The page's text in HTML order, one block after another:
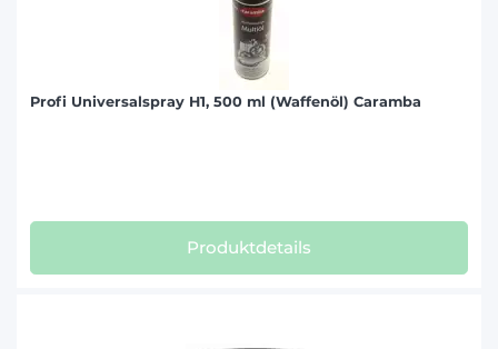
Profi Universalspray H1, 500 ml (Waffenöl) Caramba
Produktdetails